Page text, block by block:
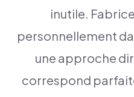
inutile.
personnellement
une approche
correspond